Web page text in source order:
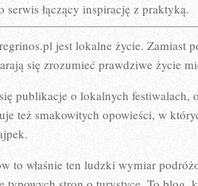
serwis łączący inspirację z praktyką.
jest lokalne życie. Zamiast
się zrozumieć prawdziwe życie
publikacje o lokalnych festiwalach,
też smakowitych opowieści, w
to właśnie ten ludzki wymiar